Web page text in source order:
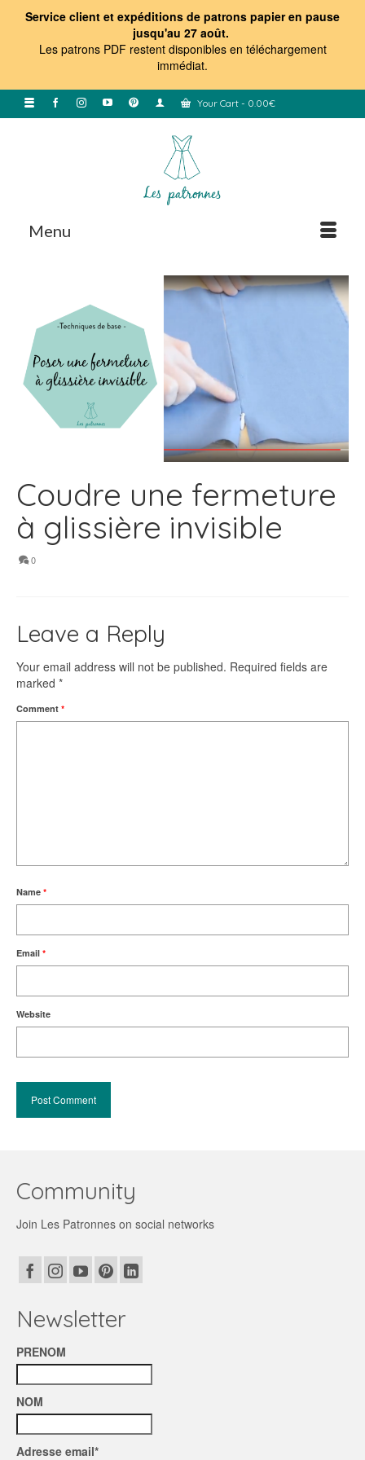
Service client et expéditions de patrons papier en pause
jusqu'au 27 août.
Les patrons PDF restent disponibles en téléchargement
immédiat.
Your Cart - 0.00€
Menu
Coudre une fermeture
à glissière invisible
0
Leave a Reply
Your email address will not be published. Required fields are
marked *
Comment *
Name *
Email *
Website
Community
Join Les Patronnes on social networks
Newsletter
PRENOM
NOM
Adresse email*